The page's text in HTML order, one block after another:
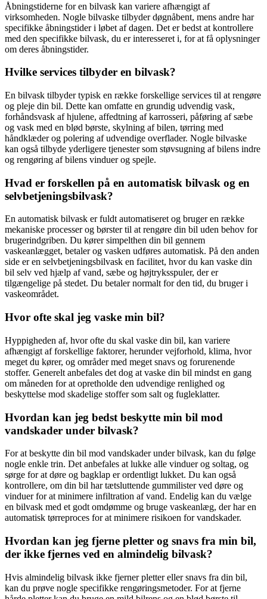
Åbningstiderne for en bilvask kan variere afhængigt af
virksomheden. Nogle bilvaske tilbyder døgnåbent, mens andre har
specifikke åbningstider i løbet af dagen. Det er bedst at kontrollere
med den specifikke bilvask, du er interesseret i, for at få oplysninger
om deres åbningstider.
Hvilke services tilbyder en bilvask?
En bilvask tilbyder typisk en række forskellige services til at rengøre
og pleje din bil. Dette kan omfatte en grundig udvendig vask,
forhåndsvask af hjulene, affedtning af karrosseri, påføring af sæbe
og vask med en blød børste, skylning af bilen, tørring med
håndklæder og polering af udvendige overflader. Nogle bilvaske
kan også tilbyde yderligere tjenester som støvsugning af bilens indre
og rengøring af bilens vinduer og spejle.
Hvad er forskellen på en automatisk bilvask og en
selvbetjeningsbilvask?
En automatisk bilvask er fuldt automatiseret og bruger en række
mekaniske processer og børster til at rengøre din bil uden behov for
brugerindgriben. Du kører simpelthen din bil gennem
vaskeanlægget, betaler og vasken udføres automatisk. På den anden
side er en selvbetjeningsbilvask en facilitet, hvor du kan vaske din
bil selv ved hjælp af vand, sæbe og højtryksspuler, der er
tilgængelige på stedet. Du betaler normalt for den tid, du bruger i
vaskeområdet.
Hvor ofte skal jeg vaske min bil?
Hyppigheden af, hvor ofte du skal vaske din bil, kan variere
afhængigt af forskellige faktorer, herunder vejforhold, klima, hvor
meget du kører, og områder med meget snavs og forurenende
stoffer. Generelt anbefales det dog at vaske din bil mindst en gang
om måneden for at opretholde den udvendige renlighed og
beskyttelse mod skadelige stoffer som salt og fugleklatter.
Hvordan kan jeg bedst beskytte min bil mod
vandskader under bilvask?
For at beskytte din bil mod vandskader under bilvask, kan du følge
nogle enkle trin. Det anbefales at lukke alle vinduer og soltag, og
sørge for at døre og bagklap er ordentligt lukket. Du kan også
kontrollere, om din bil har tætsluttende gummilister ved døre og
vinduer for at minimere infiltration af vand. Endelig kan du vælge
en bilvask med et godt omdømme og bruge vaskeanlæg, der har en
automatisk tørreproces for at minimere risikoen for vandskader.
Hvordan kan jeg fjerne pletter og snavs fra min bil,
der ikke fjernes ved en almindelig bilvask?
Hvis almindelig bilvask ikke fjerner pletter eller snavs fra din bil,
kan du prøve nogle specifikke rengøringsmetoder. For at fjerne